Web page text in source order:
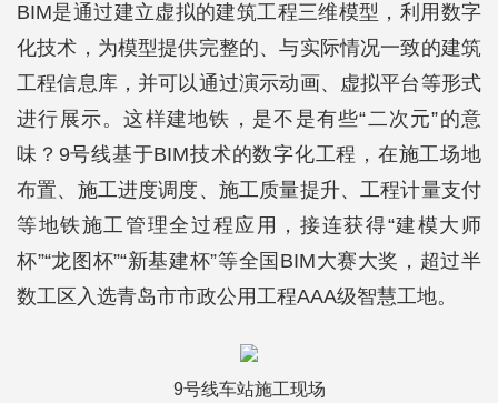
BIM是通过建立虚拟的建筑工程三维模型，利用数字
化技术，为模型提供完整的、与实际情况一致的建筑
工程信息库，并可以通过演示动画、虚拟平台等形式
进行展示。这样建地铁，是不是有些“二次元”的意
味？9号线基于BIM技术的数字化工程，在施工场地
布置、施工进度调度、施工质量提升、工程计量支付
等地铁施工管理全过程应用，接连获得“建模大师
杯”“龙图杯”“新基建杯”等全国BIM大赛大奖，超过半
数工区入选青岛市市政公用工程AAA级智慧工地。
9号线车站施工现场